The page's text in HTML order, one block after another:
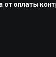
от оплаты